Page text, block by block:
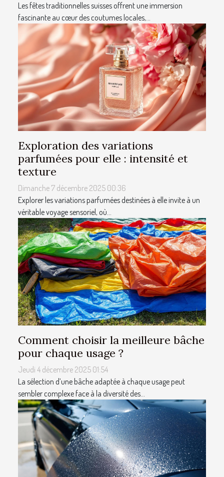
Les fêtes traditionnelles suisses offrent une immersion
fascinante au cœur des coutumes locales,...
Exploration des variations
parfumées pour elle : intensité et
texture
Dimanche 7 décembre 2025 00:36
Explorer les variations parfumées destinées à elle invite à un
véritable voyage sensoriel, où...
Comment choisir la meilleure bâche
pour chaque usage ?
Jeudi 4 décembre 2025 01:54
La sélection d’une bâche adaptée à chaque usage peut
sembler complexe face à la diversité des...